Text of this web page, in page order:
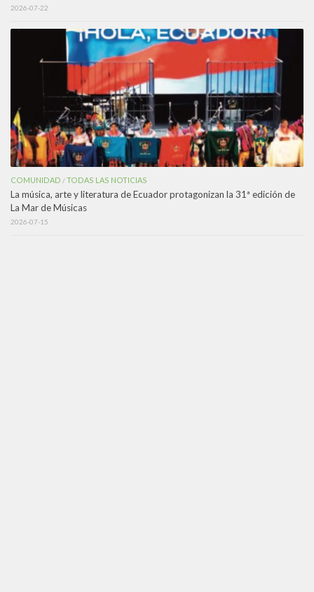
2026-07-22
COMUNIDAD /TODAS LAS NOTICIAS
La música, arte y literatura de Ecuador protagonizan la 31ª edición de
La Mar de Músicas
2026-07-15